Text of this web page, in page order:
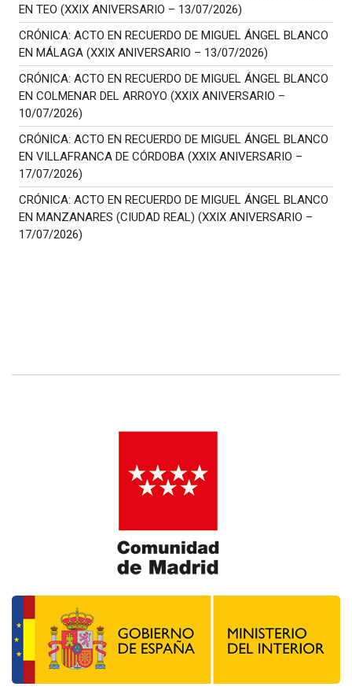
EN TEO (XXIX ANIVERSARIO – 13/07/2026)
CRÓNICA: ACTO EN RECUERDO DE MIGUEL ÁNGEL BLANCO
EN MÁLAGA (XXIX ANIVERSARIO – 13/07/2026)
CRÓNICA: ACTO EN RECUERDO DE MIGUEL ÁNGEL BLANCO
EN COLMENAR DEL ARROYO (XXIX ANIVERSARIO –
10/07/2026)
CRÓNICA: ACTO EN RECUERDO DE MIGUEL ÁNGEL BLANCO
EN VILLAFRANCA DE CÓRDOBA (XXIX ANIVERSARIO –
17/07/2026)
CRÓNICA: ACTO EN RECUERDO DE MIGUEL ÁNGEL BLANCO
EN MANZANARES (CIUDAD REAL) (XXIX ANIVERSARIO –
17/07/2026)